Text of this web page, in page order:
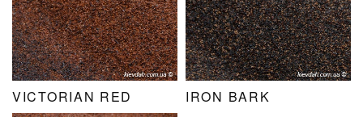
VICTORIAN RED IRON BARK